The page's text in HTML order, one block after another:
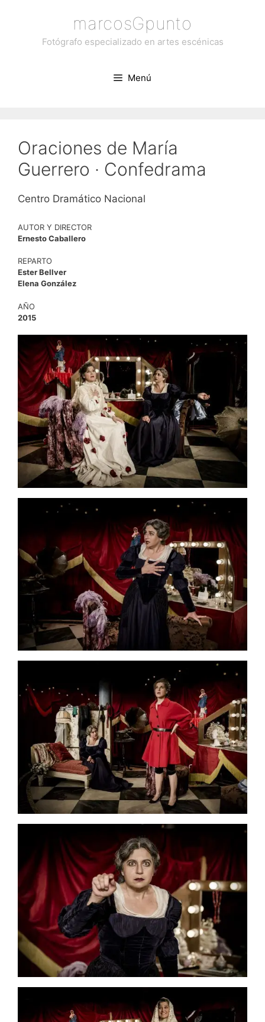
contenido
marcosGpunto
Fotógrafo especializado en artes escénicas
Menú
Oraciones de María
Guerrero · Confedrama
Centro Dramático Nacional
AUTOR Y DIRECTOR
Ernesto Caballero
REPARTO
Ester Bellver
Elena González
AÑO
2015